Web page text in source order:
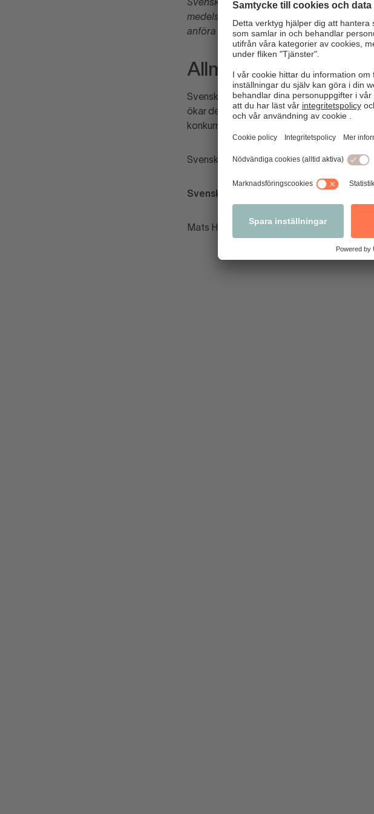
Svensk Handel, som är
medelstora och stora företag med nära
anföra följande:
Allmänna synpunkter
Svensk Handel välkomnar initiativ som
ökar den digitala inkluderingen. Att
konkurrensen mellan kreditinstituten
Svensk Handel tackar för förtroendet och
Svensk Handel
Mats Hedenström Bengt Nilervall